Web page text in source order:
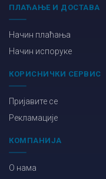
ПЛАЋАЊЕ И ДОСТАВА
Начин плаћања
Начин испоруке
КОРИСНИЧКИ СЕРВИС
Пријавите се
Рекламације
КОМПАНИЈА
О нама